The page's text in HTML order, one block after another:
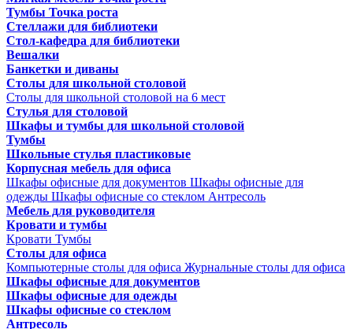
Тумбы Точка роста
Стеллажи для библиотеки
Стол-кафедра для библиотеки
Вешалки
Банкетки и диваны
Столы для школьной столовой
Столы для школьной столовой на 6 мест
Стулья для столовой
Шкафы и тумбы для школьной столовой
Тумбы
Школьные стулья пластиковые
Корпусная мебель для офиса
Шкафы офисные для документов Шкафы офисные для
одежды Шкафы офисные со стеклом Антресоль
Мебель для руководителя
Кровати и тумбы
Кровати Тумбы
Столы для офиса
Компьютерные столы для офиса Журнальные столы для офиса
Шкафы офисные для документов
Шкафы офисные для одежды
Шкафы офисные со стеклом
Антресоль